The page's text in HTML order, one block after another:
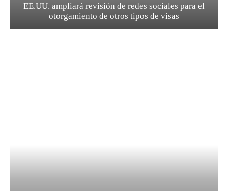
EE.UU. ampliará revisión de redes sociales para el
otorgamiento de otros tipos de visas